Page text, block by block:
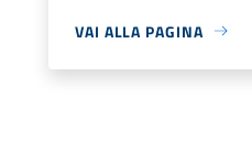
VAI ALLA PAGINA